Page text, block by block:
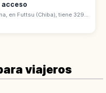
acceso
en Futtsu (Chiba), tiene 329
Jigoku Nozoki sobre un
viajeros